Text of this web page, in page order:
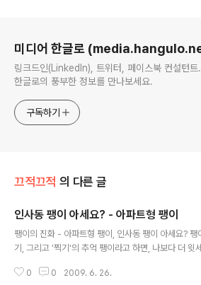
미디어 한글로
링크드인(LinkedIn), 트위터, 페이스북 컨설턴
한글로의 풍부한 정보를 만나보세요.
구독하기
끄적끄적 의 다른 글
인사동 팽이 아세요? - 아파트형 팽이
팽이의 진화 - 아파트형 팽이, 인사동 팽이 아세요? 팽
기, 그리고 '찍기'의 추억 팽이라고 하면, 나보다 더 윗
할지 모르지만, 나의 경우 팽이는 플라스틱으로 되어 있
0 0 2009. 6. 26.